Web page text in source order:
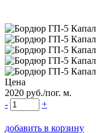
Цена
2020 руб./пог. м.
-
+
добавить в корзину